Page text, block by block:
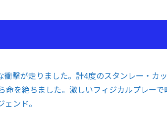
撃が走りました。計4度のスタンレー・カ
命を絶ちました。激しいフィジカルプレー
ンド。